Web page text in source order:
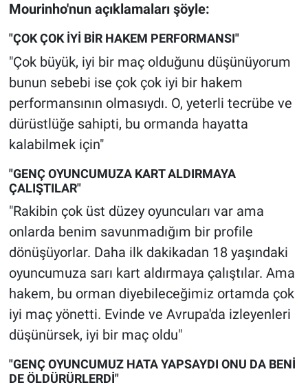
Mourinho'nun açıklamaları şöyle:
"ÇOK ÇOK İYİ BİR HAKEM PERFORMANSI"
"Çok büyük, iyi bir maç olduğunu düşünüyorum
bunun sebebi ise çok çok iyi bir hakem
performansının olmasıydı. O, yeterli tecrübe ve
dürüstlüğe sahipti, bu ormanda hayatta
kalabilmek için"
"GENÇ OYUNCUMUZA KART ALDIRMAYA
ÇALIŞTILAR"
"Rakibin çok üst düzey oyuncuları var ama
onlarda benim savunmadığım bir profile
dönüşüyorlar. Daha ilk dakikadan 18 yaşındaki
oyuncumuza sarı kart aldırmaya çalıştılar. Ama
hakem, bu orman diyebileceğimiz ortamda çok
iyi maç yönetti. Evinde ve Avrupa'da izleyenleri
düşünürsek, iyi bir maç oldu"
"GENÇ OYUNCUMUZ HATA YAPSAYDI ONU DA BENİ
DE ÖLDÜRÜRLERDİ"
Popüler
Programlar
Sağlık
Spor
Teknoloji
Türkiye'nin Geleceği
Türkiye'nin Gündemi
Yerel Gündem
Yerel Yaşam